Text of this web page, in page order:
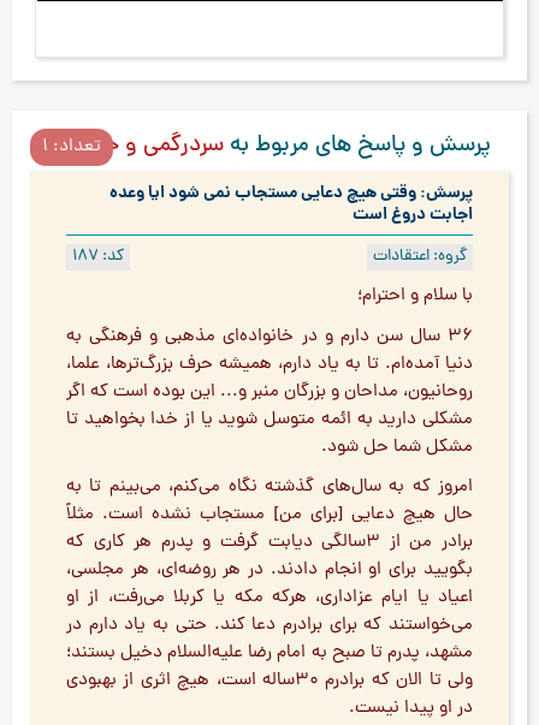
پرسش و پاسخ های مربوط به سردرگمی و حیرانی
تعداد: 1
پرسش: وقتی هیچ دعایی مستجاب نمی شود ایا وعده
اجابت دروغ است
کد: 187 گروه: اعتقادات
با سلام و احترام؛
۳۶ سال سن دارم و در خانواده‌ای مذهبی و فرهنگی به
دنیا آمده‌ام. تا به یاد دارم، همیشه حرف بزرگ‌ترها، علما،
روحانیون، مداحان و بزرگان منبر و... این بوده است که اگر
مشکلی دارید به ائمه متوسل شوید یا از خدا بخواهید تا
مشکل شما حل شود.
امروز که به سال‌های گذشته نگاه می‌کنم، می‌بینم تا به
حال هیچ دعایی [برای من] مستجاب نشده است. مثلاً
برادر من از ۳سالگی دیابت گرفت و پدرم هر کاری که
بگویید برای او انجام دادند. در هر روضه‌ای، هر مجلسی،
اعیاد یا ایام عزاداری، هرکه مکه یا کربلا می‌رفت، از او
می‌خواستند که برای برادرم دعا کند. حتی به یاد دارم در
مشهد، پدرم تا صبح به امام رضا علیه‌السلام دخیل بستند؛
ولی تا الان که برادرم ۳۰ساله است، هیچ اثری از بهبودی
در او پیدا نیست.